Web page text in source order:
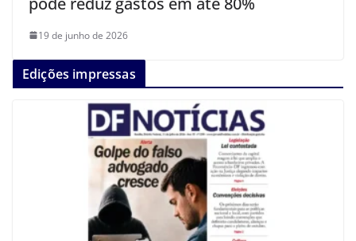
19 de junho de 2026
Edições impressas